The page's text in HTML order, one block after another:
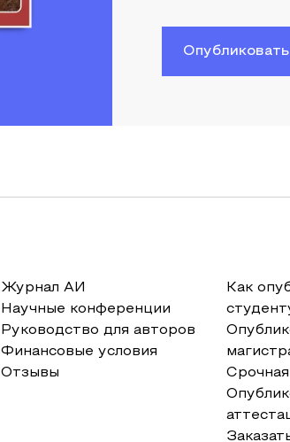
Журнал АИ
Научные конференции
Руководство для авторов
Финансовые условия
Отзывы
Как
Срочная